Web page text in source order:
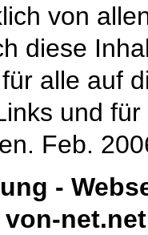
von
diese
alle auf
und
Feb.
-
von-net.net